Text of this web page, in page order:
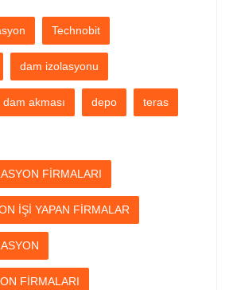
Technobit
dam izolasyonu
dam akması depo teras
FİRMALARI
İŞİ YAPAN FİRMALAR
FİRMALARI